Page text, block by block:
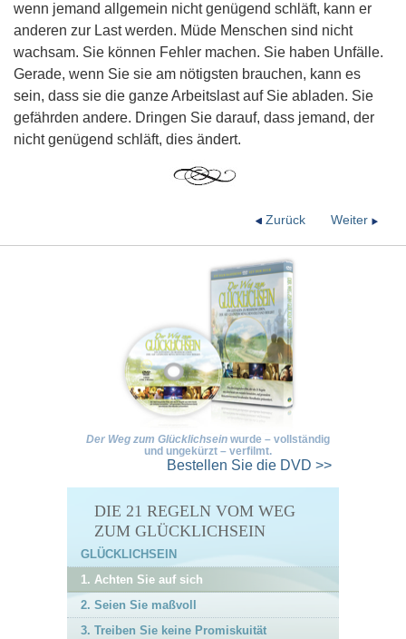
wenn jemand allgemein nicht genügend schläft, kann er
anderen zur Last werden. Müde Menschen sind nicht
wachsam. Sie können Fehler machen. Sie haben Unfälle.
Gerade, wenn Sie sie am nötigsten brauchen, kann es
sein, dass sie die ganze Arbeitslast auf Sie abladen. Sie
gefährden andere. Dringen Sie darauf, dass jemand, der
nicht genügend schläft, dies ändert.
Weiter
Zurück
Der Weg zum Glücklichseinwurde – vollständig
und ungekürzt – verfilmt.
Bestellen Sie die DVD >>
DIE 21 REGELN VOM WEG
ZUM GLÜCKLICHSEIN
GLÜCKLICHSEIN
1. Achten Sie auf sich
2. Seien Sie maßvoll
3. Treiben Sie keine Promiskuität